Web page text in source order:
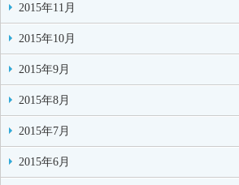
2015年11月
2015年10月
2015年9月
2015年8月
2015年7月
2015年6月